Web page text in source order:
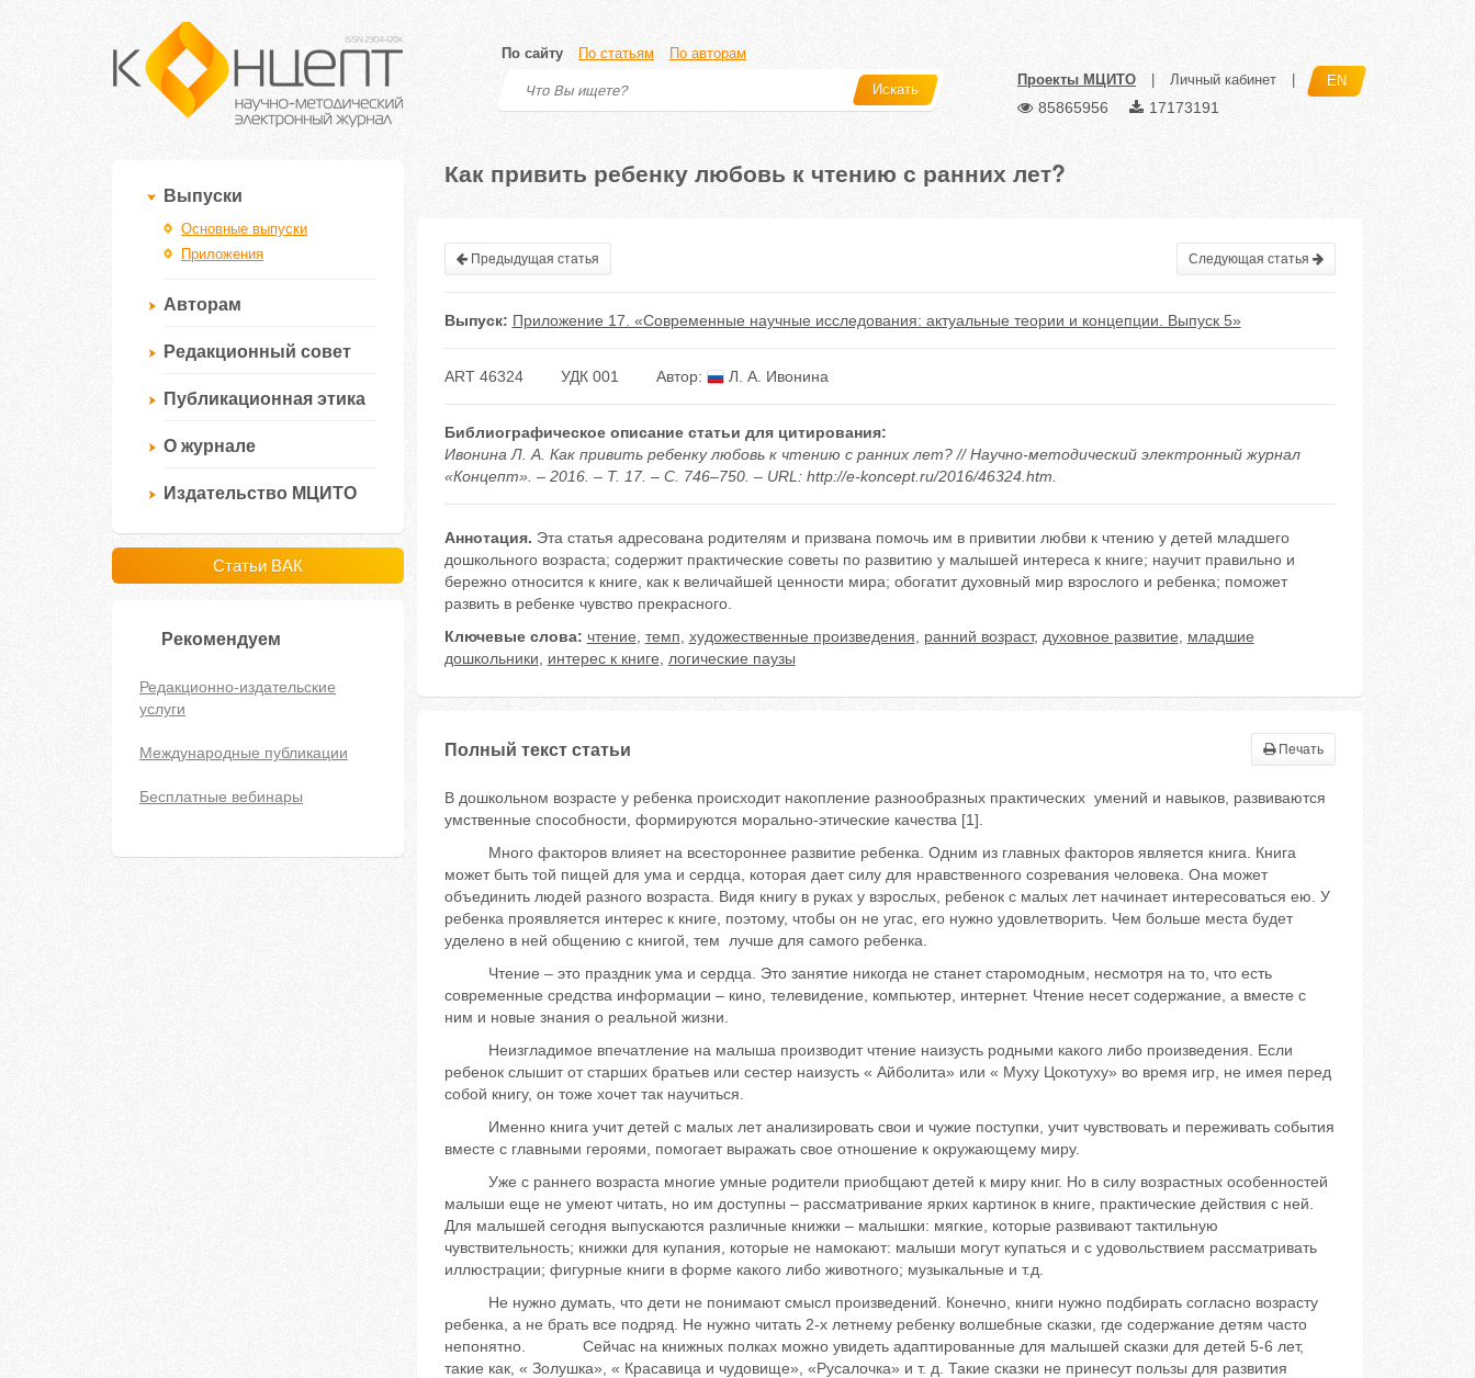
По сайту По статьям По авторам
Искать
Проекты МЦИТО Личный кабинет EN
85865956 17173191
Выпуски
Основные выпуски
Приложения
Авторам
Редакционный совет
Публикационная этика
О журнале
Издательство МЦИТО
Статьи ВАК
Рекомендуем
Редакционно-издательские
услуги
Международные публикации
Бесплатные вебинары
Как привить ребенку любовь к чтению с ранних лет?
Предыдущая статья Следующая статья
Выпуск: Приложение 17. «Современные научные исследования: актуальные теории и концепции. Выпуск 5»
ART 46324 УДК 001 Автор: Л. А. Ивонина
Библиографическое описание статьи для цитирования:
Ивонина Л. А. Как привить ребенку любовь к чтению с ранних лет? // Научно-методический электронный журнал
«Концепт». – 2016. – Т. 17. – С. 746–750. – URL: http://e-koncept.ru/2016/46324.htm.
Аннотация. Эта статья адресована родителям и призвана помочь им в привитии любви к чтению у детей младшего
дошкольного возраста; содержит практические советы по развитию у малышей интереса к книге; научит правильно и
бережно относится к книге, как к величайшей ценности мира; обогатит духовный мир взрослого и ребенка; поможет
развить в ребенке чувство прекрасного.
Ключевые слова: чтение темп художественные произведения ранний возраст, духовное развитие
младшие
дошкольники
интерес к книге логические паузы
Полный текст статьи Печать
В дошкольном возрасте у ребенка происходит накопление разнообразных практических умений и навыков, развиваются
умственные способности, формируются морально-этические качества [1].
Много факторов влияет на всестороннее развитие ребенка. Одним из главных факторов является книга. Книга
может быть той пищей для ума и сердца, которая дает силу для нравственного созревания человека. Она может
объединить людей разного возраста. Видя книгу в руках у взрослых, ребенок с малых лет начинает интересоваться ею. У
ребенка проявляется интерес к книге, поэтому, чтобы он не угас, его нужно удовлетворить. Чем больше места будет
уделено в ней общению с книгой, тем лучше для самого ребенка.
Чтение – это праздник ума и сердца. Это занятие никогда не станет старомодным, несмотря на то, что есть
современные средства информации – кино, телевидение, компьютер, интернет. Чтение несет содержание, а вместе с
ним и новые знания о реальной жизни.
Неизгладимое впечатление на малыша производит чтение наизусть родными какого либо произведения. Если
ребенок слышит от старших братьев или сестер наизусть « Айболита» или « Муху Цокотуху» во время игр, не имея перед
собой книгу, он тоже хочет так научиться.
Именно книга учит детей с малых лет анализировать свои и чужие поступки, учит чувствовать и переживать события
вместе с главными героями, помогает выражать свое отношение к окружающему миру.
Уже с раннего возраста многие умные родители приобщают детей к миру книг. Но в силу возрастных особенностей
малыши еще не умеют читать, но им доступны – рассматривание ярких картинок в книге, практические действия с ней.
Для малышей сегодня выпускаются различные книжки – малышки: мягкие, которые развивают тактильную
чувствительность; книжки для купания, которые не намокают: малыши могут купаться и с удовольствием рассматривать
иллюстрации; фигурные книги в форме какого либо животного; музыкальные и т.д.
Не нужно думать, что дети не понимают смысл произведений. Конечно, книги нужно подбирать согласно возрасту
ребенка, а не брать все подряд. Не нужно читать 2-х летнему ребенку волшебные сказки, где содержание детям часто
непонятно. Сейчас на книжных полках можно увидеть адаптированные для малышей сказки для детей 5-6 лет,
такие как, « Золушка», « Красавица и чудовище», «Русалочка» и т. д. Такие сказки не принесут пользы для развития